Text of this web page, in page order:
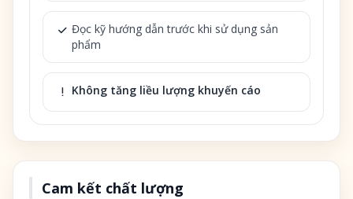
Đọc kỹ hướng dẫn trước khi sử dụng sản
phẩm
Không tăng liều lượng khuyến cáo
Cam kết chất lượng